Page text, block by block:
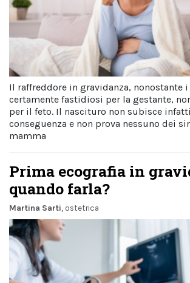
Il raffreddore in gravidanza, nonostante
certamente fastidiosi per la gestante,
per il feto. Il nascituro non subisce
conseguenza e non prova nessuno dei
mamma
Prima ecografia in
quando farla?
Martina Sarti, ostetrica